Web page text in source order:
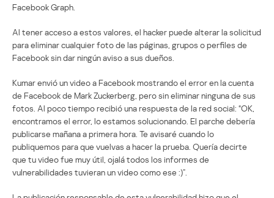
Facebook Graph.
Al tener acceso a estos valores, el hacker puede alterar la solicitud
para eliminar cualquier foto de las páginas, grupos o perfiles de
Facebook sin dar ningún aviso a sus dueños.
Kumar envió un video a Facebook mostrando el error en la cuenta
de Facebook de Mark Zuckerberg, pero sin eliminar ninguna de sus
fotos. Al poco tiempo recibió una respuesta de la red social: “OK,
encontramos el error, lo estamos solucionando. El parche debería
publicarse mañana a primera hora. Te avisaré cuando lo
publiquemos para que vuelvas a hacer la prueba. Quería decirte
que tu video fue muy útil, ojalá todos los informes de
vulnerabilidades tuvieran un video como ese :)”.